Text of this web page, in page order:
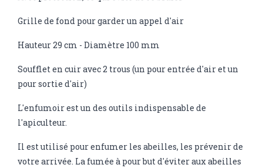
Grille de fond pour garder un appel d'air
Hauteur 29 cm - Diamètre 100 mm
Soufflet en cuir avec 2 trous (un pour entrée d'air et un
pour sortie d'air)
L'enfumoir est un des outils indispensable de
l'apiculteur.
Il est utilisé pour enfumer les abeilles, les prévenir de
votre arrivée. La fumée à pour but d'éviter aux abeilles